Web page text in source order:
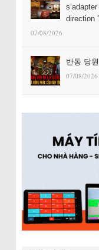
direction
07/08/2026
반동 당
07/08/2026